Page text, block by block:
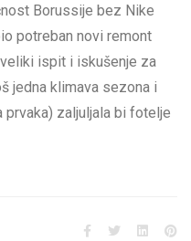
Borussije bez Nike
potreban novi remont
ispit i iskušenje za
jedna klimava sezona i
zaljuljala bi fotelje